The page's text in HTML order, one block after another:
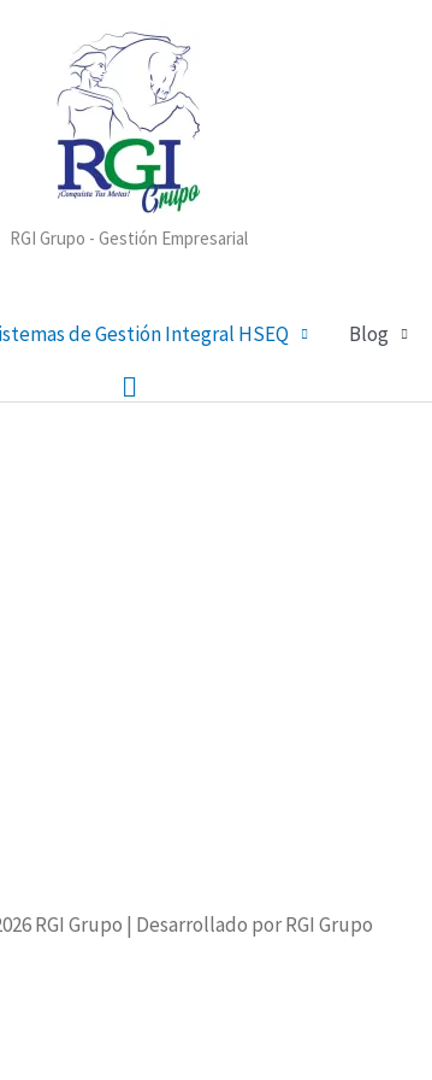
RGI Grupo - Gestión Empresarial
de Gestión Integral HSEQ Blog
Buscar
RGI Grupo | Desarrollado por RGI Grupo